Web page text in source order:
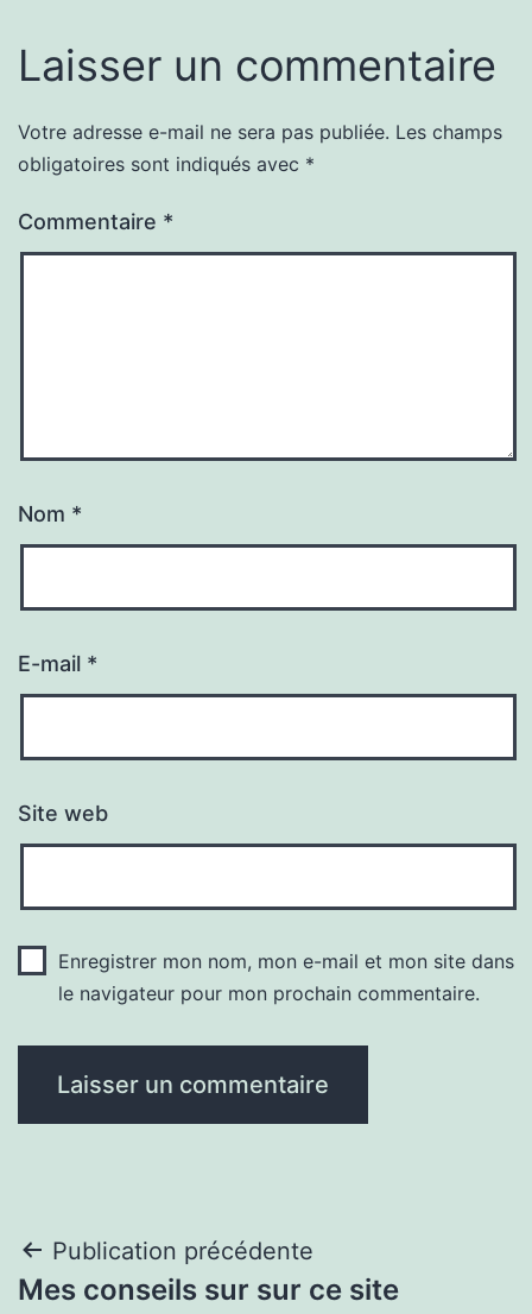
Laisser un commentaire
Votre adresse e-mail ne sera pas publiée. Les champs
obligatoires sont indiqués avec *
Commentaire *
Nom *
E-mail *
Site web
Enregistrer mon nom, mon e-mail et mon site dans
le navigateur pour mon prochain commentaire.
Navigation
Publication précédente
Mes conseils sur sur ce site